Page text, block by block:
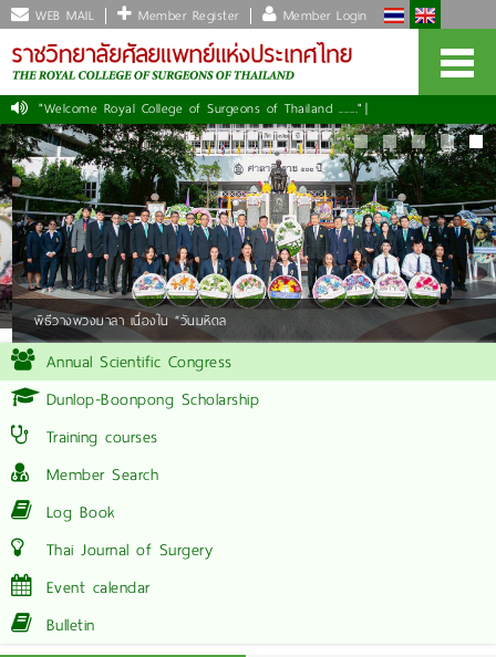
WEB MAIL Member Register Member Login
"Welcome Royal College of Surgeons of Thailand ......."
พิธีวางพวงมาลา เนื่องใน “วันมหิดล
Annual Scientific Congress
Dunlop-Boonpong Scholarship
Training courses
Member Search
Log Book
Thai Journal of Surgery
Event calendar
Bulletin